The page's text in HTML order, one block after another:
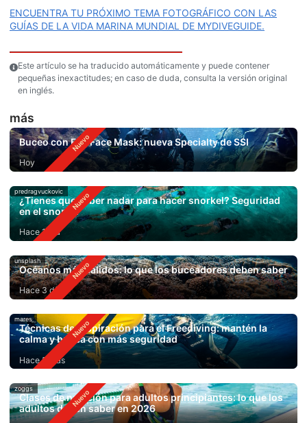
ENCUENTRA TU PRÓXIMO TEMA FOTOGRÁFICO CON LAS
GUÍAS DE LA VIDA MARINA MUNDIAL DE MYDIVEGUIDE.
Este artículo se ha traducido automáticamente y puede contener
pequeñas inexactitudes; en caso de duda, consulta la versión original
en inglés.
más
Buceo con Full Face Mask: nueva Specialty de SSI
Hoy
predragvuckovic
¿Tienes que saber nadar para hacer snorkel? Seguridad
en el snorkel
Hace 1 día
unsplash
Océanos más cálidos: lo que los buceadores deben saber
Hace 3 días
mares
Técnicas de respiración para el Freediving: mantén la
calma y bucea con más seguridad
Hace 5 días
zoggs
Clases de natación para adultos principiantes: lo que los
adultos deben saber en 2026